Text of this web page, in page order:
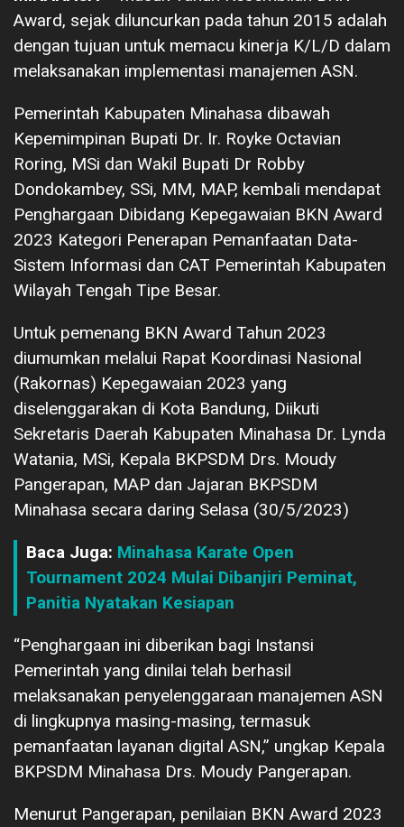
Award, sejak diluncurkan pada tahun 2015 adalah
dengan tujuan untuk memacu kinerja K/L/D dalam
melaksanakan implementasi manajemen ASN.
Pemerintah Kabupaten Minahasa dibawah
Kepemimpinan Bupati Dr. Ir. Royke Octavian
Roring, MSi dan Wakil Bupati Dr Robby
Dondokambey, SSi, MM, MAP, kembali mendapat
Penghargaan Dibidang Kepegawaian BKN Award
2023 Kategori Penerapan Pemanfaatan Data-
Sistem Informasi dan CAT Pemerintah Kabupaten
Wilayah Tengah Tipe Besar.
Untuk pemenang BKN Award Tahun 2023
diumumkan melalui Rapat Koordinasi Nasional
(Rakornas) Kepegawaian 2023 yang
diselenggarakan di Kota Bandung, Diikuti
Sekretaris Daerah Kabupaten Minahasa Dr. Lynda
Watania, MSi, Kepala BKPSDM Drs. Moudy
Pangerapan, MAP dan Jajaran BKPSDM
Minahasa secara daring Selasa (30/5/2023)
Baca Juga: Minahasa Karate Open
Tournament 2024 Mulai Dibanjiri Peminat,
Panitia Nyatakan Kesiapan
“Penghargaan ini diberikan bagi Instansi
Pemerintah yang dinilai telah berhasil
melaksanakan penyelenggaraan manajemen ASN
di lingkupnya masing-masing, termasuk
pemanfaatan layanan digital ASN,” ungkap Kepala
BKPSDM Minahasa Drs. Moudy Pangerapan.
Menurut Pangerapan, penilaian BKN Award 2023